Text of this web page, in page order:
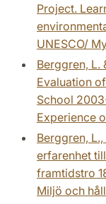
Project.
UNESCO/
Berggren, L.
Evaluation
School
Experience
Berggren,
erfarenhet
framtidstro
Miljö och